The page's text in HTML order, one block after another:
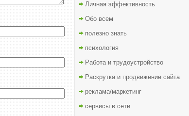
Личная эффективность
Обо всем
полезно знать
психология
Работа и трудоустройство
Раскрутка и продвижение сайта
реклама/маркетинг
сервисы в сети